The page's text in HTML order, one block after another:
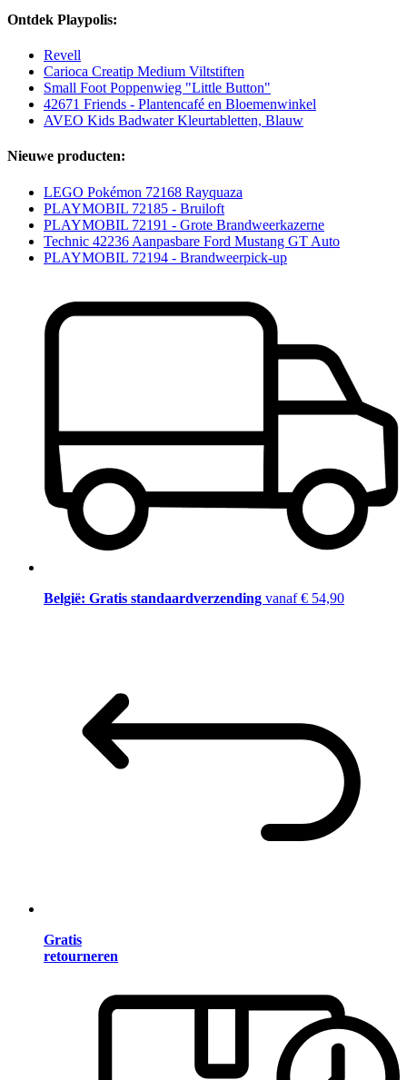
Ontdek Playpolis:
Revell
Carioca Creatip Medium Viltstiften
Small Foot Poppenwieg "Little Button"
42671 Friends - Plantencafé en Bloemenwinkel
AVEO Kids Badwater Kleurtabletten, Blauw
Nieuwe producten:
LEGO Pokémon 72168 Rayquaza
PLAYMOBIL 72185 - Bruiloft
PLAYMOBIL 72191 - Grote Brandweerkazerne
Technic 42236 Aanpasbare Ford Mustang GT Auto
PLAYMOBIL 72194 - Brandweerpick-up
België: Gratis standaardverzending vanaf € 54,90
Gratis
retourneren